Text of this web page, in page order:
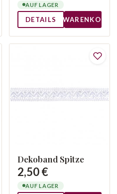
AUF LAGER
DETAILS WARENKORB
Dekoband Spitze
2,50 €
AUF LAGER